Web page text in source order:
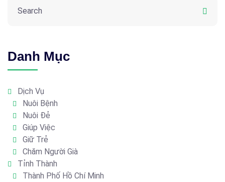
Danh Mục
Dịch Vụ
Nuôi Bệnh
Nuôi Đẻ
Giúp Việc
Giữ Trẻ
Chăm Người Già
Tỉnh Thành
Thành Phố Hồ Chí Minh